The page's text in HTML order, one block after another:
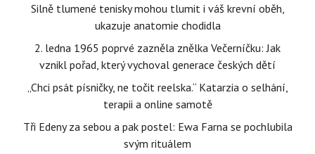
Silně tlumené tenisky mohou tlumit i váš krevní oběh,
ukazuje anatomie chodidla
2. ledna 1965 poprvé zazněla znělka Večerníčku: Jak
vznikl pořad, který vychoval generace českých dětí
„Chci psát písničky, ne točit reelska.“ Katarzia o selhání,
terapii a online samotě
Tři Edeny za sebou a pak postel: Ewa Farna se pochlubila
svým rituálem